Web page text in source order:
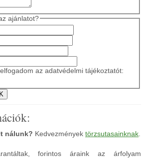
ajánlatot?
az adatvédelmi tájékoztatót:
nálunk? Kedvezmények törzsutasainknak.
forintos áraink az árfolyam